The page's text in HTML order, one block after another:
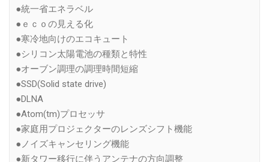
●統一省エネラベル
●ｅｃｏの見える化
●寒冷地向けのエコキュート
●シリコン太陽電池の種類と特性
●オーブン調理の調理時間短縮
●SSD(Solid state drive)
●DLNA
●Atom(tm)プロセッサ
●家庭用プロジェクターのレンズシフト機能
●ノイズキャンセリング機能
●新タワー移行に伴うアンテナの方向調整